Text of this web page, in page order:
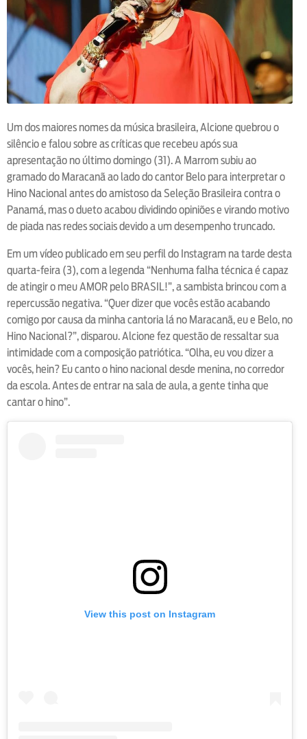
Um dos maiores nomes da música brasileira, Alcione quebrou o
silêncio e falou sobre as críticas que recebeu após sua
apresentação no último domingo (31). A Marrom subiu ao
gramado do Maracanã ao lado do cantor Belo para interpretar o
Hino Nacional antes do amistoso da Seleção Brasileira contra o
Panamá, mas o dueto acabou dividindo opiniões e virando motivo
de piada nas redes sociais devido a um desempenho truncado.
Em um vídeo publicado em seu perfil do Instagram na tarde desta
quarta-feira (3), com a legenda “Nenhuma falha técnica é capaz
de atingir o meu AMOR pelo BRASIL!”, a sambista brincou com a
repercussão negativa. “Quer dizer que vocês estão acabando
comigo por causa da minha cantoria lá no Maracanã, eu e Belo, no
Hino Nacional?”, disparou. Alcione fez questão de ressaltar sua
intimidade com a composição patriótica. “Olha, eu vou dizer a
vocês, hein? Eu canto o hino nacional desde menina, no corredor
da escola. Antes de entrar na sala de aula, a gente tinha que
cantar o hino”.
View this post on Instagram